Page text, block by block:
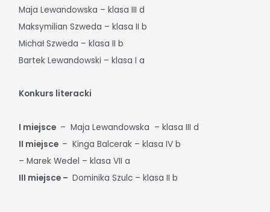
Maja Lewandowska – klasa III d
Maksymilian Szweda – klasa II b
Michał Szweda – klasa II b
Bartek Lewandowski – klasa I a
Konkurs literacki
I miejsce – Maja Lewandowska – klasa III d
II miejsce – Kinga Balcerak – klasa IV b
– Marek Wedel – klasa VII a
III miejsce – Dominika Szulc – klasa II b